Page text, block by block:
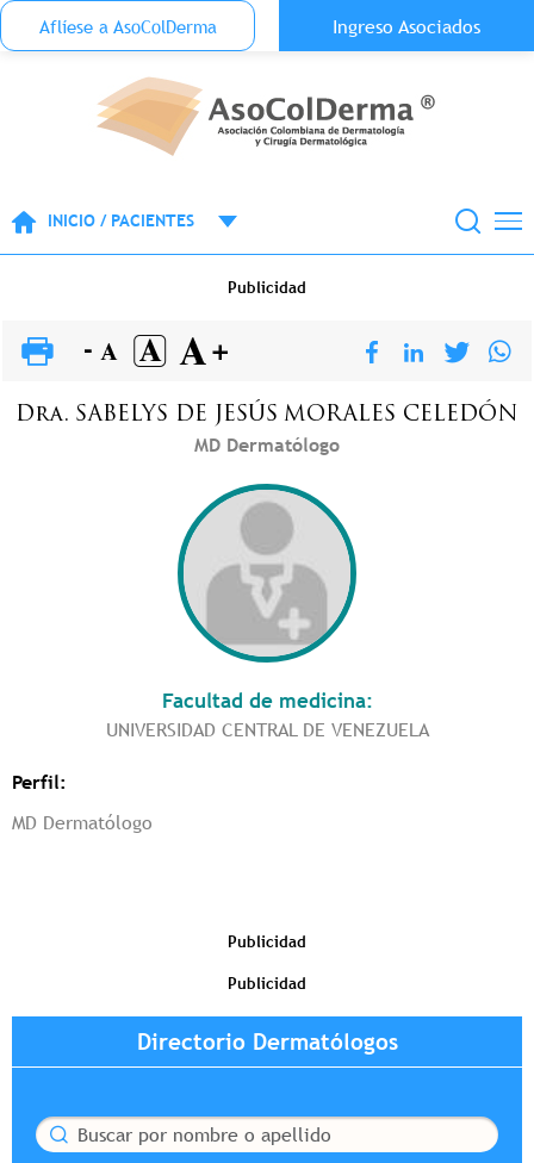
Pasar al contenido principal
Menu Top Anónimo
Aflíese a AsoColDerma Ingreso Asociados
INICIO / PACIENTES
Publicidad
Dra. SABELYS DE JESÚS MORALES CELEDÓN
MD Dermatólogo
Facultad de medicina:
UNIVERSIDAD CENTRAL DE VENEZUELA
Perfil:
MD Dermatólogo
Publicidad
Publicidad
Directorio Dermatólogos
Buscar